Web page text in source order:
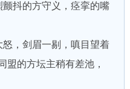
抖的方守义，痉挛的嘴
，剑眉一剔，嗔目望着
盟的方坛主稍有差池，